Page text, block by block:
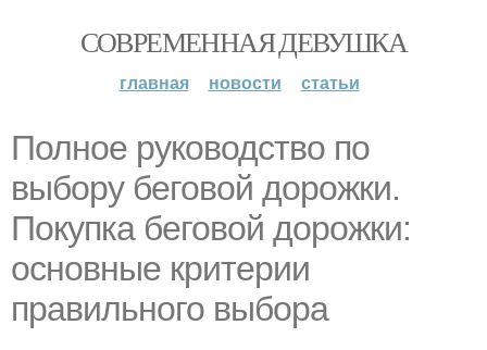
СОВРЕМЕННАЯ ДЕВУШКА
главная новости статьи
Полное руководство по
выбору беговой дорожки.
Покупка беговой дорожки:
основные критерии
правильного выбора